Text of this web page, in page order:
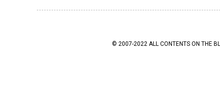
© 2007-2022 ALL CONTENTS ON THE